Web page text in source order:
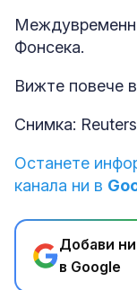
Фонсека.
Вижте повече
Снимка: Reuters
Останете
канала ни в
Добави
в Google